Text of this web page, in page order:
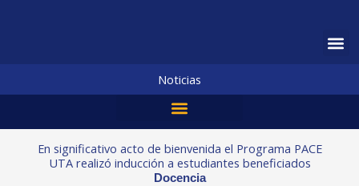
Noticias
En significativo acto de bienvenida el Programa PACE
UTA realizó inducción a estudiantes beneficiados
Docencia